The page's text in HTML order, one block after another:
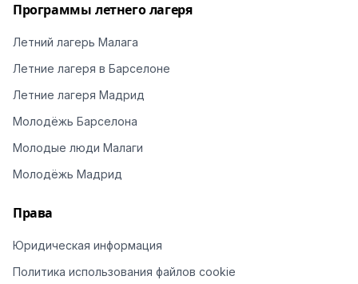
Программы летнего лагеря
Летний лагерь Малага
Летние лагеря в Барселоне
Летние лагеря Мадрид
Молодёжь Барселона
Молодые люди Малаги
Молодёжь Мадрид
Права
Юридическая информация
Политика использования файлов cookie